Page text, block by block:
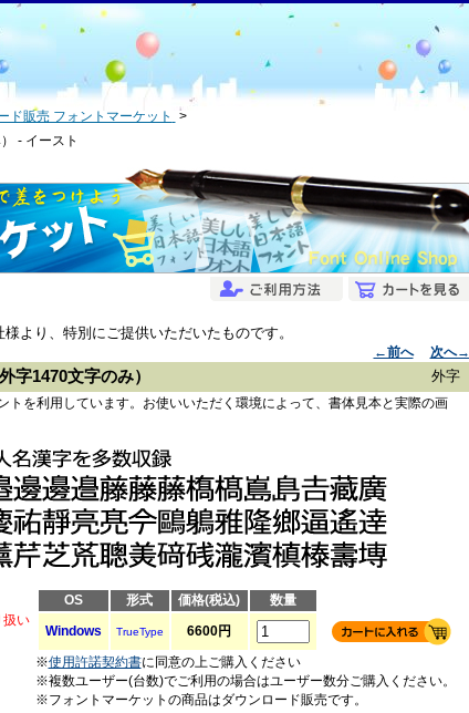
ド販売 フォントマーケット
- イースト
より、特別にご提供いただいたものです。
←前へ 次へ→
1470文字のみ） 外字
トを利用しています。お使いいただく環境によって、書体見本と実際の画
扱い
OS 形式 価格(税込)
数量
Windows
TrueType
6600円
※使用許諾契約書に同意の上ご購入ください
※複数ユーザー(台数)でご利用の場合はユーザー数分ご購入ください。
※フォントマーケットの商品はダウンロード販売です。